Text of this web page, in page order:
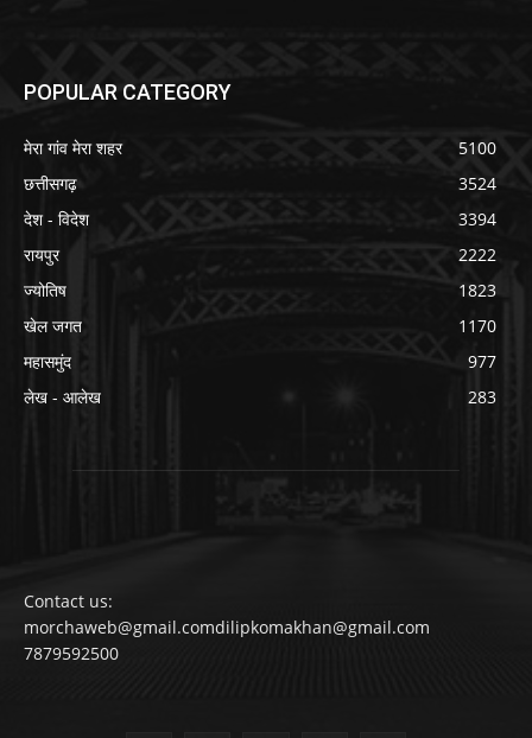
POPULAR CATEGORY
मेरा गांव मेरा शहर
5100
छत्तीसगढ़
3524
देश - विदेश
3394
रायपुर
2222
ज्योतिष
1823
खेल जगत
1170
महासमुंद
977
लेख - आलेख
283
Contact us:
morchaweb@gmail.comdilipkomakhan@gmail.com
7879592500